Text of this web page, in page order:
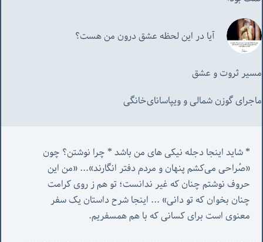
آیا در این لحظه عشق درون من هست؟
مسیر ثروت و عشق
ماجرای گوزن شمالی و‌ ویپاسانای‌خانگی
«صُراحی می‌کشم پنهان‌ و مردم‌ دفتر انگارند»... «
چنان بخوان که تو دانی» ...
معنوی است برای کسانی که با هم همسفریم.